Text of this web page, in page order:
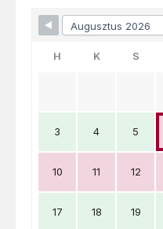
Skip Booking Form
H K S
3 4 5
10 11 12
17 18 19